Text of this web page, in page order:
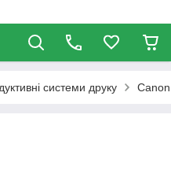
системи друку